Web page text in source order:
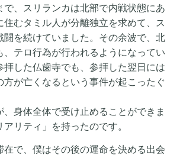
で、スリランカは北部で内戦状態にあ
住むタミル人が分離独立を求めて、ス
闘を続けていました。その余波で、北
、テロ行為が行われるようになってい
拝した仏歯寺でも、参拝した翌日には
方が亡くなるという事件が起こったぐ
、身体全体で受け止めることができま
リティ」を持ったのです。
在で、僕はその後の運命を決める出会